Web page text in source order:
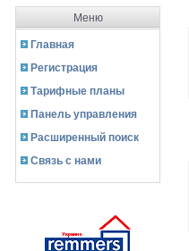
Меню
Главная
Регистрация
Тарифные планы
Панель управления
Расширенный поиск
Связь с нами